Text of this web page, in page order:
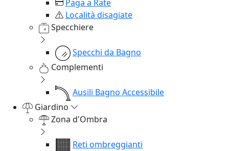
Paga a Rate
Località disagiate
Specchiere
Specchi da Bagno
Complementi
Ausili Bagno Accessibile
Giardino
Zona d'Ombra
Reti ombreggianti